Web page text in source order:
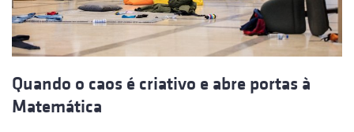
Quando o caos é criativo e abre portas à
Matemática